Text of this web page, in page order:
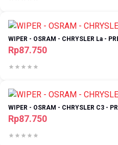
WIPER - OSRAM - CHRYSLER La -
Rp87.750
WIPER - OSRAM - CHRYSLER C3 -
Rp87.750